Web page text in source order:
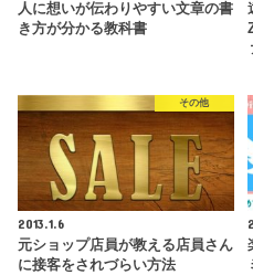
人に想いが伝わりやすい文章の書
き方が分かる教科書
その他
2013.1.6
元ショップ店員が教える店員さん
に接客をされづらい方法